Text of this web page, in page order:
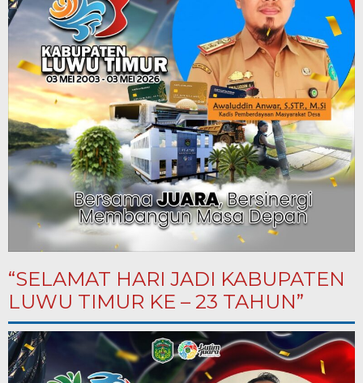
“SELAMAT HARI JADI KABUPATEN
LUWU TIMUR KE – 23 TAHUN”